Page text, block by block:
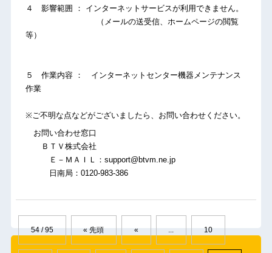
４ 影響範囲 ： インターネットサービスが利用できません。
（メールの送受信、ホームページの閲覧
等）
５ 作業内容 ： インターネットセンター機器メンテナンス
作業
※ご不明な点などがございましたら、お問い合わせください。
お問い合わせ窓口
ＢＴＶ株式会社
Ｅ－ＭＡＩＬ：support@btvm.ne.jp
日南局：0120-983-386
54 / 95 « 先頭 « ... 10